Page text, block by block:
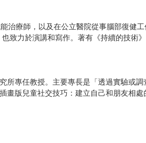
療師，以及在公立醫院從事腦部復健工
致力於演講和寫作。著有《持續的技術》
專任教授。主要專長是「透過實驗或
版兒童社交技巧：建立自己和朋友相處